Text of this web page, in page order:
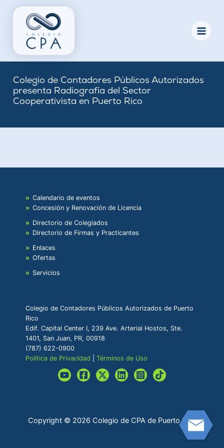
Colegio de Contadores Públicos Autorizados
presenta Radiografía del Sector
Cooperativista en Puerto Rico
Calendario de eventos
Concesión y Renovación de Licencia
Directorio de Colegiados
Directorio de Firmas y Practicantes
Enlaces
Ofertas
Servicios
Colegio de Contadores Públicos Autorizados de Puerto
Rico
Edif. Capital Center I, 239 Ave. Arterial Hostos, Ste.
1401, San Juan, PR, 00918
(787) 622-0900
Política de Privacidad |Términos de Uso
Copyright © 2026 Colegio de CPA de Puerto Rico